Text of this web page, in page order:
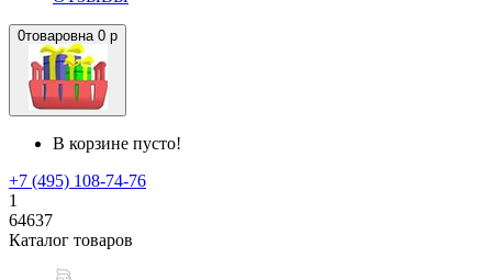
0товаровна 0 р
В корзине пусто!
+7 (495) 108-74-76
1
64637
Каталог товаров